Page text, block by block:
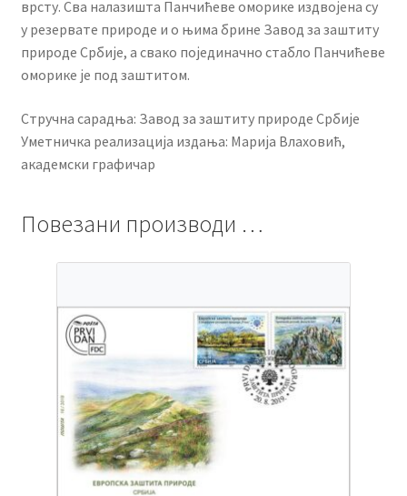
врсту. Сва налазишта Панчићеве оморике издвојена су
у резервате природе и о њима брине Завод за заштиту
природе Србије, а свако појединачно стабло Панчићеве
оморике је под заштитом.
Стручна сарадња: Завод за заштиту природе Србије
Уметничка реализација издања: Марија Влаховић,
академски графичар
Повезани производи …